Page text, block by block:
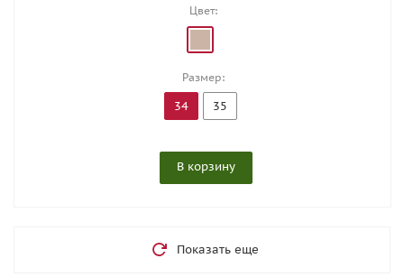
Цвет:
Размер:
34 35
В корзину
Показать еще